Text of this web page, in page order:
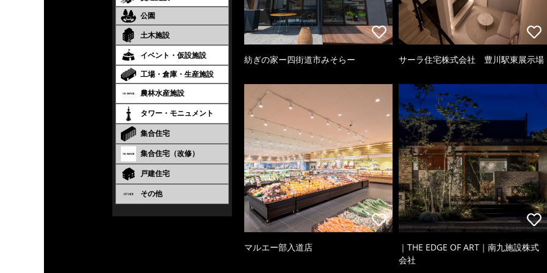
公園
土木施設
イベント・仮設施設
工場・倉庫・生産施設
農林水産施設
タワー・モニュメント
集合住宅
集合住宅（改修）
戸建住宅
その他
紡ぎの家ー四街道市みそらー サーラ住宅株式会社 豊川駅東展示場
マルエー部入道店
｜THE EDGE OF ART｜南九施設株式
会社